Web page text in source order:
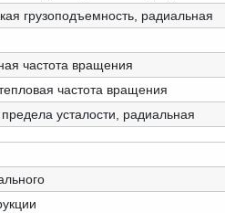
грузоподъемность, радиальная
частота вращения
частота вращения
предела усталости, радиальная